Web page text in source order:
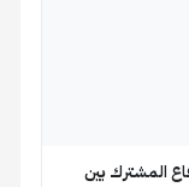
المشترك بين